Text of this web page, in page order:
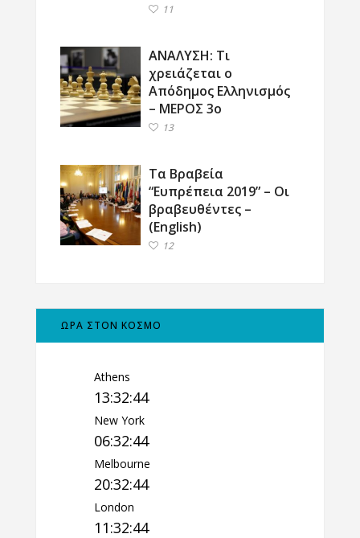
11
ΑΝΑΛΥΣΗ: Τι
χρειάζεται ο
Απόδημος Ελληνισμός
– ΜΕΡΟΣ 3ο
13
Τα Βραβεία
“Ευπρέπεια 2019” – Οι
βραβευθέντες –
(English)
12
ΩΡΑ ΣΤΟΝ ΚΟΣΜΟ
Athens
13:32:45
New York
06:32:45
Melbourne
20:32:45
London
11:32:45